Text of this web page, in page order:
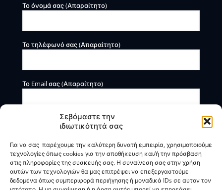
Σεβόμαστε την
ιδιωτικότητά σας
Για να σας παρέχουμε την καλύτερη δυνατή εμπειρία, χρησιμοποιούμε
τεχνολογίες όπως cookies για την αποθήκευση και/ή την πρόσβαση
στις πληροφορίες της συσκευής σας. Η συναίνεση σας στην χρήση
αυτών των τεχνολογιών θα μας επιτρέψει να επεξεργαστούμε
δεδομένα όπως συμπεριφορά περιήγησης ή μοναδικά IDs σε αυτον τον
Το όνομά σας (Απαραίτητο)
Το τηλέφωνό σας (Απαραίτητο)
Το Email σας (Απαραίτητο)
Η BOXmind παρέχει πληροφοριακές και συμβουλευτικές
υπηρεσίες. Δεν προσφέρει υπηρεσίες ρύθμισης ή